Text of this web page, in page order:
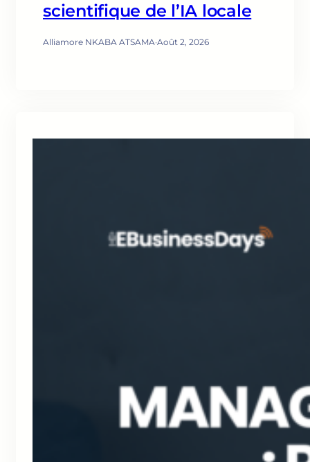
scientifique de l’IA locale
Alliamore NKABA ATSAMA·Août 2, 2026